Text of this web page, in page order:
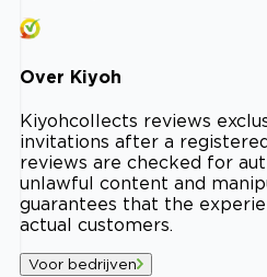
Over Kiyoh
Kiyohcollects reviews
invitations after a registered
reviews are checked for
unlawful content and
guarantees that the
actual customers.
Voor bedrijven